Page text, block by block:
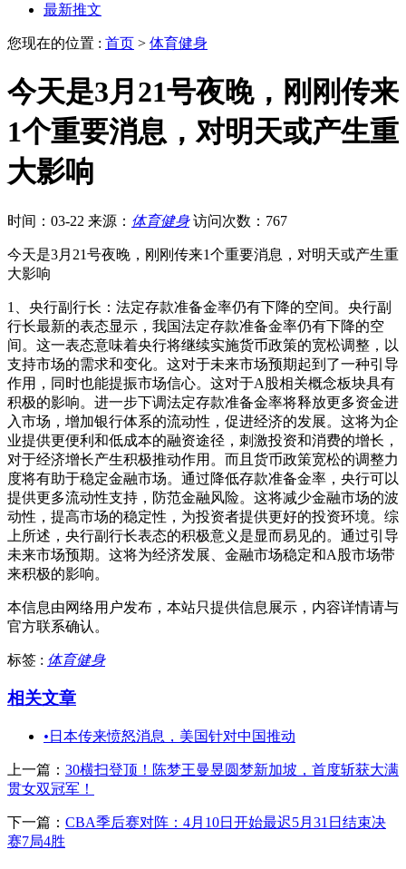
最新推文
您现在的位置 : 首页 > 体育健身
今天是3月21号夜晚，刚刚传来
1个重要消息，对明天或产生重
大影响
时间：03-22 来源： 体育健身 访问次数：767
今天是3月21号夜晚，刚刚传来1个重要消息，对明天或产生重
大影响
1、央行副行长：法定存款准备金率仍有下降的空间。央行副
行长最新的表态显示，我国法定存款准备金率仍有下降的空
间。这一表态意味着央行将继续实施货币政策的宽松调整，以
支持市场的需求和变化。这对于未来市场预期起到了一种引导
作用，同时也能提振市场信心。这对于A股相关概念板块具有
积极的影响。进一步下调法定存款准备金率将释放更多资金进
入市场，增加银行体系的流动性，促进经济的发展。这将为企
业提供更便利和低成本的融资途径，刺激投资和消费的增长，
对于经济增长产生积极推动作用。而且货币政策宽松的调整力
度将有助于稳定金融市场。通过降低存款准备金率，央行可以
提供更多流动性支持，防范金融风险。这将减少金融市场的波
动性，提高市场的稳定性，为投资者提供更好的投资环境。综
上所述，央行副行长表态的积极意义是显而易见的。通过引导
未来市场预期。这将为经济发展、金融市场稳定和A股市场带
来积极的影响。
本信息由网络用户发布， 本站只提供信息展示，内容详情请与
官方联系确认。
标签 : 体育健身
相关文章
• 日本传来愤怒消息，美国针对中国推动
上一篇： 30横扫登顶！陈梦王曼昱圆梦新加坡，首度斩获大满
贯女双冠军！
下一篇： CBA季后赛对阵：4月10日开始最迟5月31日结束决
赛7局4胜